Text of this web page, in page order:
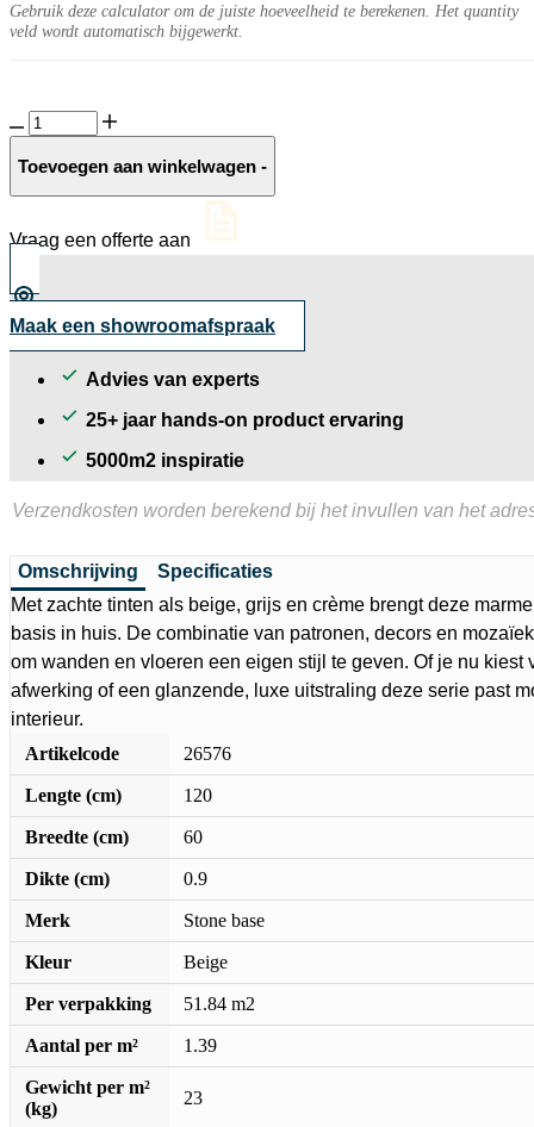
Gebruik deze calculator om de juiste hoeveelheid te berekenen. Het quantity
veld wordt automatisch bijgewerkt.
Travertin
10MM
Santo
Toevoegen aan winkelwagen -
Vraag een offerte aan
Maak een showroomafspraak
Advies van experts
25+ jaar hands-on product ervaring
5000m2 inspiratie
Verzendkosten worden berekend bij het invullen van het
Omschrijving
Specificaties
Met zachte tinten als beige, grijs en crème brengt deze
basis in huis. De combinatie van patronen, decors en
om wanden en vloeren een eigen stijl te geven. Of je nu kiest
afwerking of een glanzende, luxe uitstraling deze serie past
interieur.
Artikelcode
26576
Lengte (cm) 120
Breedte (cm) 60
Dikte (cm) 0.9
Merk Stone base
Kleur Beige
Per verpakking 51.84 m2
Aantal per m² 1.39
Gewicht per m²
(kg)
23